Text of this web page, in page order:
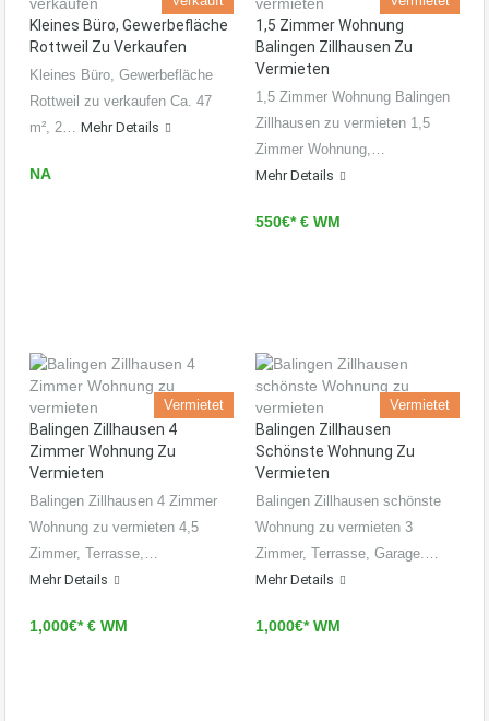
Kleines Büro, Gewerbefläche
Rottweil Zu Verkaufen
Kleines Büro, Gewerbefläche
Rottweil zu verkaufen Ca. 47
m², 2… Mehr Details
NA
1,5 Zimmer Wohnung
Balingen Zillhausen Zu
Vermieten
1,5 Zimmer Wohnung Balingen
Zillhausen zu vermieten 1,5
Zimmer Wohnung,…
Mehr Details
550€* € WM
Vermietet
Balingen Zillhausen 4
Zimmer Wohnung Zu
Vermieten
Balingen Zillhausen 4 Zimmer
Wohnung zu vermieten 4,5
Zimmer, Terrasse,…
Mehr Details
1,000€* € WM
Vermietet
Balingen Zillhausen
Schönste Wohnung Zu
Vermieten
Balingen Zillhausen schönste
Wohnung zu vermieten 3
Zimmer, Terrasse, Garage.…
Mehr Details
1,000€* WM